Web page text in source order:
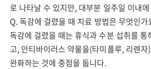
로 나타날 수 있지만, 대부분 일주일 이내
Q. 독감에 걸렸을 때 치료 방법은 무엇인가
독감에 걸렸을 때는 휴식과 수분 섭취를 통
고, 안티바이러스 약물을(타미플루, 리렌
완화하는 것에 중점을 둡니다.